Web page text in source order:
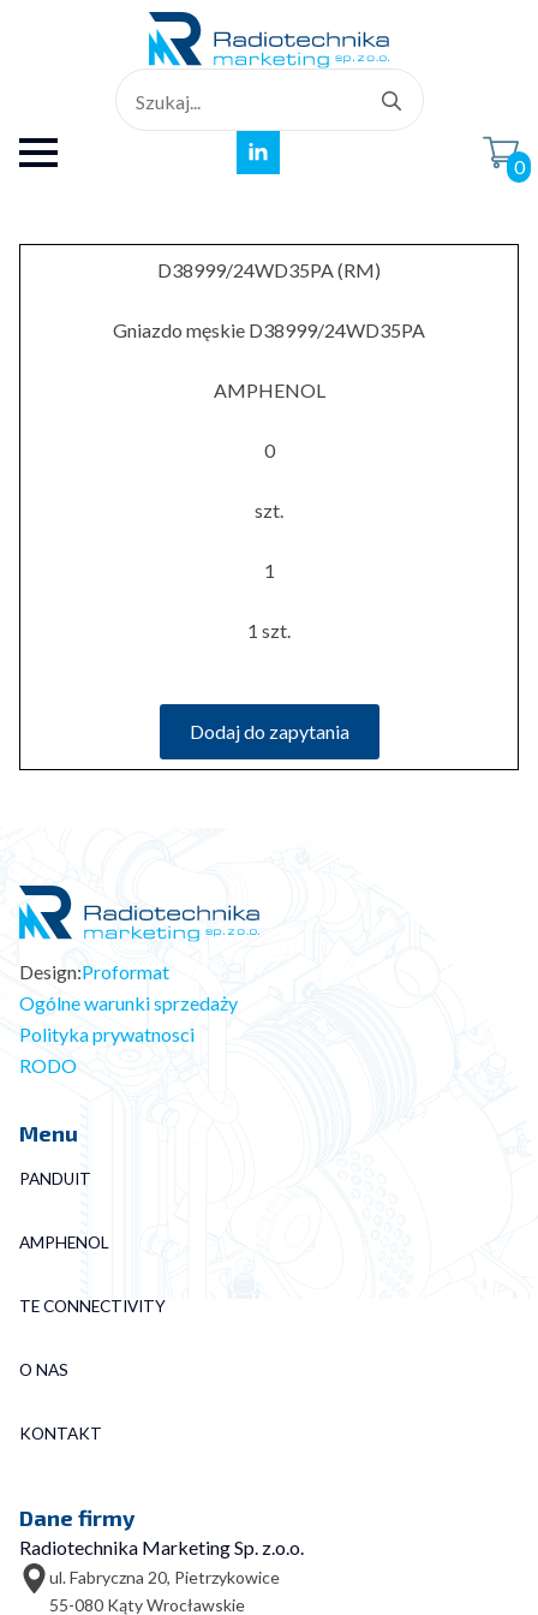
for:
0
D38999/24WD35PA (RM)
Gniazdo męskie D38999/24WD35PA
AMPHENOL
0
szt.
1
1 szt.
Dodaj do zapytania
Design:Proformat
Ogólne warunki sprzedaży
Polityka prywatnosci
RODO
Menu
PANDUIT
AMPHENOL
TE CONNECTIVITY
O NAS
KONTAKT
Dane firmy
Radiotechnika Marketing Sp. z.o.o.
ul. Fabryczna 20, Pietrzykowice
55-080 Kąty Wrocławskie